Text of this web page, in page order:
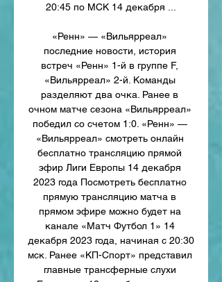
20:45 по МСК 14 декабря ...
«Ренн» — «Вильярреал»
последние новости, история
встреч «Ренн» 1-й в группе F,
«Вильярреал» 2-й. Команды
разделяют два очка. Ранее в
очном матче сезона «Вильярреал»
победил со счетом 1:0. «Ренн» —
«Вильярреал» смотреть онлайн
бесплатно трансляцию прямой
эфир Лиги Европы 14 декабря
2023 года Посмотреть бесплатно
прямую трансляцию матча в
прямом эфире можно будет на
канале «Матч Футбол 1» 14
декабря 2023 года, начиная с 20:30
мск. Ранее «КП-Спорт» представил
главные трансферные слухи